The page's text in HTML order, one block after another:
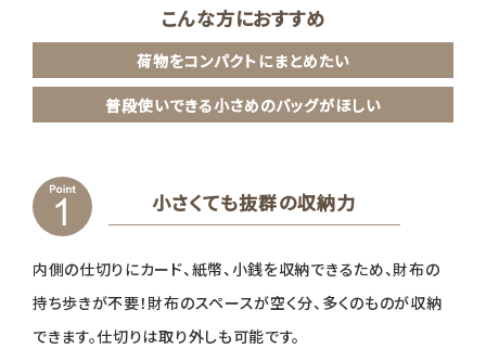
こんな方におすすめ
荷物をコンパクトにまとめたい
普段使いできる小さめのバッグがほしい
小さくても抜群の収納力
内側の仕切りにカード、紙幣、小銭を収納できるため、財布の
持ち歩きが不要！財布のスペースが空く分、多くのものが収納
できます。仕切りは取り外しも可能です。